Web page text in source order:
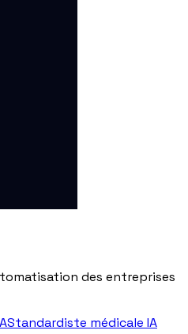
des entreprises
Standardiste médicale IA